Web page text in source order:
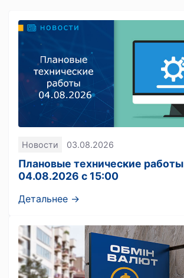
Новости 03.08.2026
Плановые технические работы
04.08.2026 с 15:00
Детальнее →